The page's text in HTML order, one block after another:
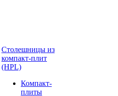
Столешницы из
компакт-плит
(HPL)
Компакт-
плиты